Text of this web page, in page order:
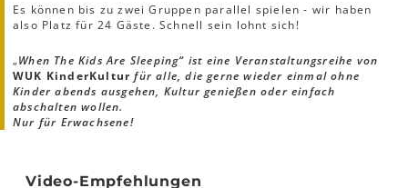
Es können bis zu zwei Gruppen parallel spielen - wir haben
also Platz für 24 Gäste. Schnell sein lohnt sich!
„When The Kids Are Sleeping“ ist eine Veranstaltungsreihe von
WUK KinderKultur für alle, die gerne wieder einmal ohne
Kinder abends ausgehen, Kultur genießen oder einfach
abschalten wollen.
Nur für Erwachsene!
Video-Empfehlungen